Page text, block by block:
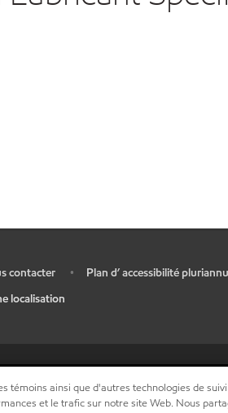
contacter •
Plan d’ accessibilité
localisation
témoins ainsi que d'autres technologies de
et le trafic sur notre site Web. Nous